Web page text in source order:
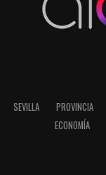
SEVILLA PROVINCIA
ECONOMÍA